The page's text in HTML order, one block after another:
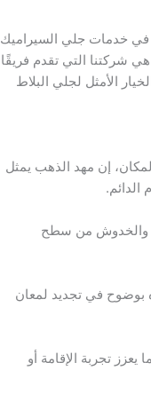
في خدمات جلي السيراميك
شركتنا التي تقدم فريقًا
الأمثل لجلي البلاط
إن مهد الذهب يمثل
الدائم.
والخدوش من سطح
بوضوح في تجديد لمعان
تجربة الإقامة أو